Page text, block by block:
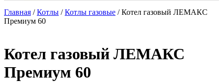
Главная /Котлы /Котлы газовые / Котел газовый ЛЕМАКС
Премиум 60
Котел газовый ЛЕМАКС
Премиум 60